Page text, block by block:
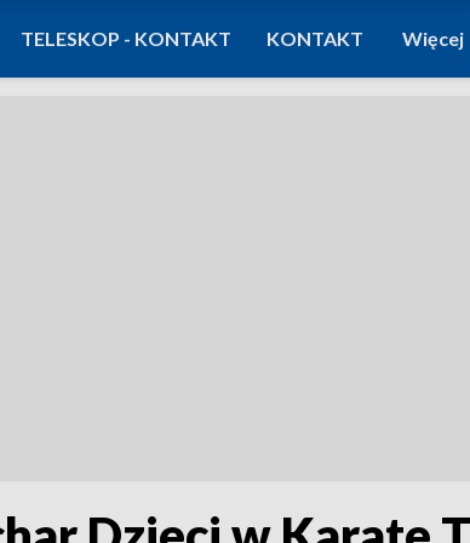
TELESKOP - KONTAKT KONTAKT Więcej